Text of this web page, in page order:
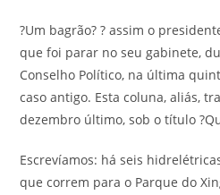
?Um bagrão? ? assim o
que foi parar no seu gabinete,
Conselho Político, na última
caso antigo. Esta coluna, aliás,
dezembro último, sob o título
Escrevíamos: há seis
que correm para o Parque do